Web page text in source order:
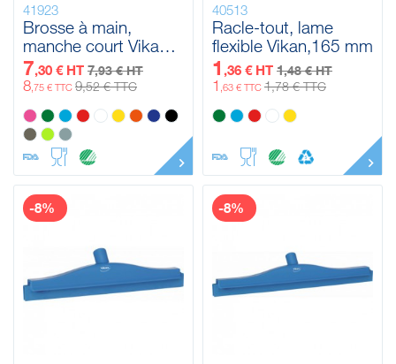
41923
Brosse à main,
manche court Vikan,
270 mm, Dur
7,30 € HT 7,93 € HT
8,75 € TTC 9,52 € TTC
40513
Racle-tout, lame
flexible Vikan,165 mm
1 ,36 € HT 1,48 € HT
1 ,63 € TTC 1,78 € TTC
-8% -8%